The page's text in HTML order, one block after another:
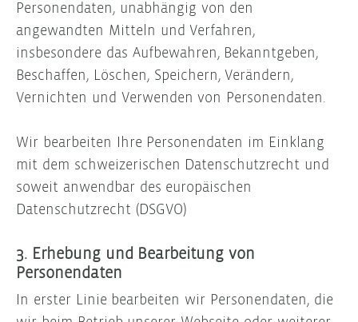
Personendaten, unabhängig von den
angewandten Mitteln und Verfahren,
insbesondere das Aufbewahren, Bekanntgeben,
Beschaffen, Löschen, Speichern, Verändern,
Vernichten und Verwenden von Personendaten.
Wir bearbeiten Ihre Personendaten im Einklang
mit dem schweizerischen Datenschutzrecht und
soweit anwendbar des europäischen
Datenschutzrecht (DSGVO)
3. Erhebung und Bearbeitung von
Personendaten
In erster Linie bearbeiten wir Personendaten, die